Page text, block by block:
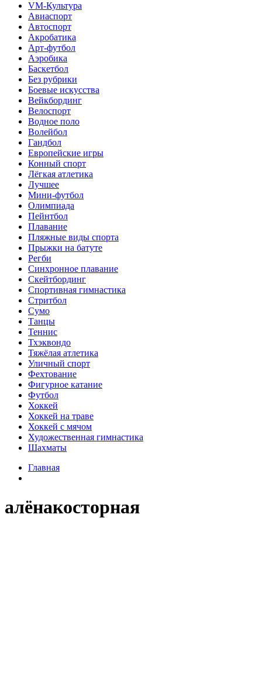
VM-Культура
Авиаспорт
Автоспорт
Акробатика
Арт-футбол
Аэробика
Баскетбол
Без рубрики
Боевые искусства
Вейкбординг
Велоспорт
Водное поло
Волейбол
Гандбол
Европейские игры
Конный спорт
Лёгкая атлетика
Лучшее
Мини-футбол
Олимпиада
Пейнтбол
Плавание
Пляжные виды спорта
Прыжки на батуте
Регби
Синхронное плавание
Скейтбординг
Спортивная гимнастика
Стритбол
Сумо
Танцы
Теннис
Тхэквондо
Тяжёлая атлетика
Уличный спорт
Фехтование
Фигурное катание
Футбол
Хоккей
Хоккей на траве
Хоккей с мячом
Художественная гимнастика
Шахматы
Главная
алёнакосторная